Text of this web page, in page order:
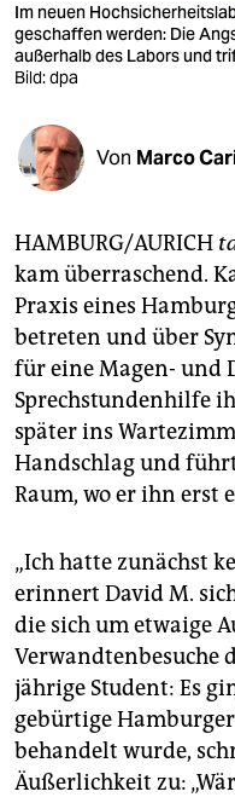
verlag
veranstaltungen
fragen & hilfe
abo
genossenschaft
epaper login
Im neuen
geschaffen werden: Die
außerhalb des Labors und
Bild: dpa
Von Marco
HAMBURG/AURICH
kam überraschend.
Praxis eines
betreten und über
für eine Magen- und
Sprechstundenhilfe
später ins
Handschlag und
Raum, wo er ihn erst
„Ich hatte zunächst
erinnert David M.
die sich um etwaige
Verwandtenbesuche
jährige Student: Es
gebürtige
behandelt wurde,
Äußerlichkeit zu: